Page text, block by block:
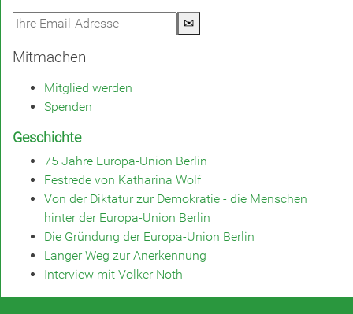
✉
Mitmachen
Mitglied werden
Spenden
Geschichte
75 Jahre Europa-Union Berlin
Festrede von Katharina Wolf
Von der Diktatur zur Demokratie - die Menschen
hinter der Europa-Union Berlin
Die Gründung der Europa-Union Berlin
Langer Weg zur Anerkennung
Interview mit Volker Noth